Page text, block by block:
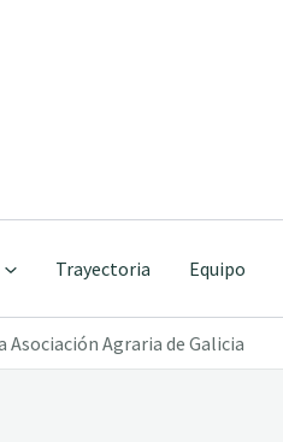
Trayectoria Equipo
Agraria de Galicia